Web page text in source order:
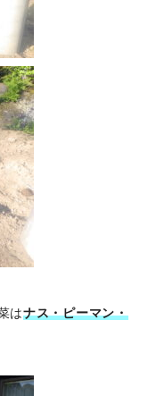
はナス・ピーマン・